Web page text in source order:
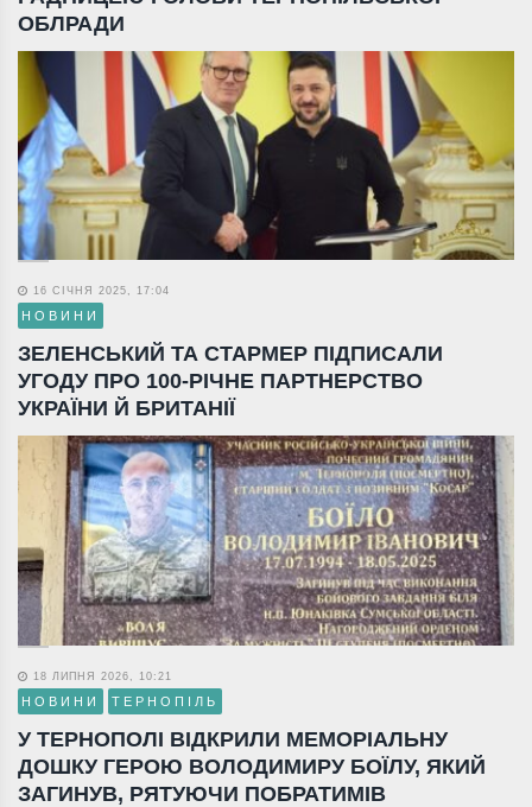
ОБЛРАДИ
16 СІЧНЯ 2025, 17:04
НОВИНИ
ЗЕЛЕНСЬКИЙ ТА СТАРМЕР ПІДПИСАЛИ
УГОДУ ПРО 100-РІЧНЕ ПАРТНЕРСТВО
УКРАЇНИ Й БРИТАНІЇ
18 ЛИПНЯ 2026, 10:21
НОВИНИ ТЕРНОПІЛЬ
У ТЕРНОПОЛІ ВІДКРИЛИ МЕМОРІАЛЬНУ
ДОШКУ ГЕРОЮ ВОЛОДИМИРУ БОЇЛУ, ЯКИЙ
ЗАГИНУВ, РЯТУЮЧИ ПОБРАТИМІВ